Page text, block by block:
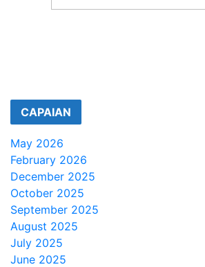
CAPAIAN
May 2026
February 2026
December 2025
October 2025
September 2025
August 2025
July 2025
June 2025